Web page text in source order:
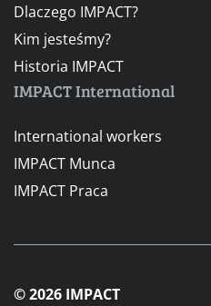
Dlaczego IMPACT?
Kim jesteśmy?
Historia IMPACT
IMPACT International
International workers
IMPACT Munca
IMPACT Praca
© 2026 IMPACT